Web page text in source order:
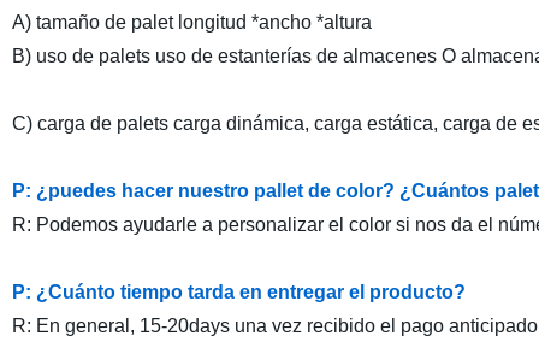
A) tamaño de palet longitud *ancho *altura
B) uso de palets uso de estanterías de almacenes O
C) carga de palets carga dinámica, carga estática, carga de
P: ¿puedes hacer nuestro pallet de color? ¿Cuántos
R: Podemos ayudarle a personalizar el color si nos da el
P: ¿Cuánto tiempo tarda en entregar el producto?
R: En general, 15-20days una vez recibido el pago